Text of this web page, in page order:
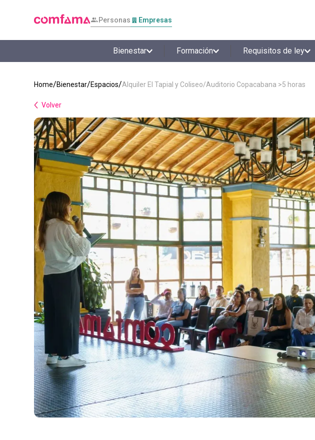
Personas Empresas
Bienestar Formación Requisitos de ley
Bienestar Espacios Alquiler El Tapial y Coliseo/Auditorio Copacabana >5 horas
Volver
LO MÁS BUSCADO
1.
smart fit
5.
cocina
6 .
tiqueteras
7.
refrigerio
8.
torneo bolos
9.
talleres creativos
retiro laboral